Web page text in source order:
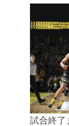
試合終了